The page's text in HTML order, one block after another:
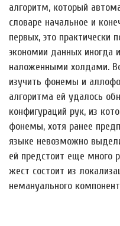
алгоритм, который
словаре начальное и
первых, это практически
экономии данных иногда
наложенными холдами.
изучить фонемы и
алгоритма ей удалось
конфигураций рук, из
фонемы, хотя ранее
языке невозможно
ей предстоит еще много
жест состоит из
немануального